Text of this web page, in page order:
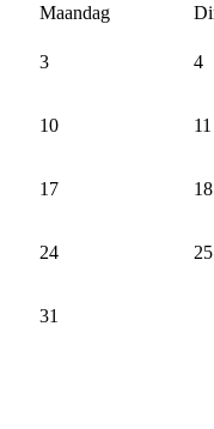
Maandag
3 4
10 11
17 18
24 25
31